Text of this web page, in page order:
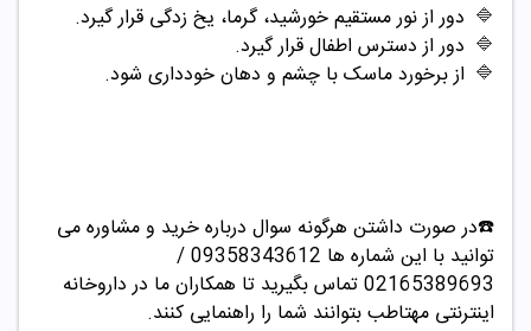
🔷 دور از نور مستقیم خورشید، گرما، یخ زدگی قرار گیرد.
🔷 دور از دسترس اطفال قرار گیرد.
🔷 از برخورد ماسک با چشم و دهان خودداری شود.
☎️در صورت داشتن هرگونه سوال درباره خرید و مشاوره می
توانید با این شماره ها 09358343612 /
02165389693تماس بگیرید تا همکاران ما در داروخانه
اینترنتی مهتاطب بتوانند شما را راهنمایی کنند.